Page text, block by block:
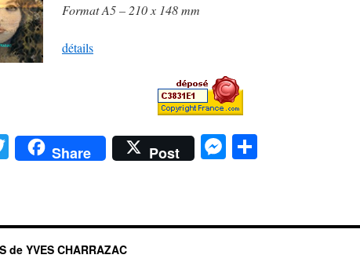
Format A5 – 210 x 148 mm
détails
Twitter
Share Post Messenger
de YVES CHARRAZAC